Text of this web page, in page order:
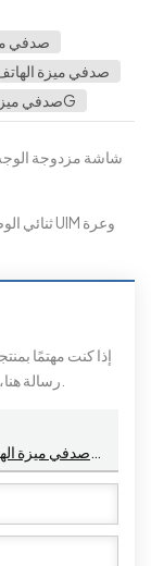
صدفي
صدفي ميزة
صدفي ميزة الهاتف 2G
إذا كنت مهتمًا